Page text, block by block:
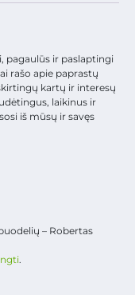
pagaulūs ir paslaptingi
rašo apie paprastų
kartų ir interesų
laikinus ir
iš mūsų ir savęs
– Robertas
.